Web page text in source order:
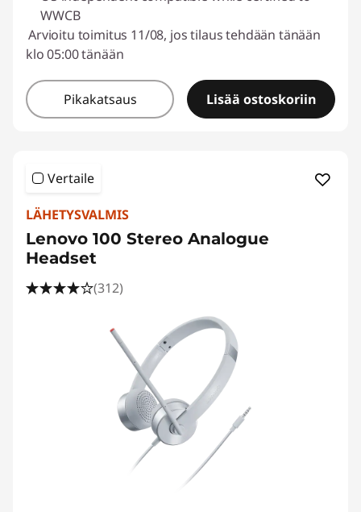
WWCB
Arvioitu toimitus 11/08, jos tilaus tehdään tänään
klo 05:00 tänään
Pikakatsaus Lisää ostoskoriin
Vertaile
LÄHETYSVALMIS
Lenovo 100 Stereo Analogue
Headset
(312)